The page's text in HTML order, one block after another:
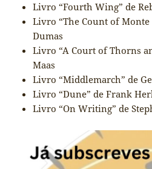
Livro “Fourth Wing” de
Livro “The Count of
Dumas
Livro “A Court of Thorns
Maas
Livro “Middlemarch” de
Livro “Dune” de Frank
Livro “On Writing” de